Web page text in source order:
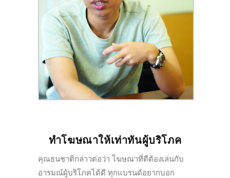
ทำโฆษณาให้เท่าทันผู้บริโภค
คุณธนชาติกล่าวต่อว่า โฆษณาที่ดีต้องเล่นกับ
อารมณ์ผู้บริโภคได้ดี ทุกแบรนด์อยากบอก